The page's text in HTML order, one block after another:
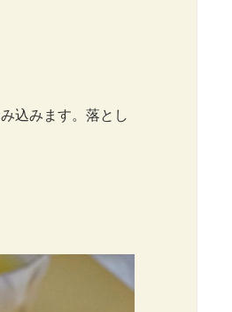
込みます。落とし